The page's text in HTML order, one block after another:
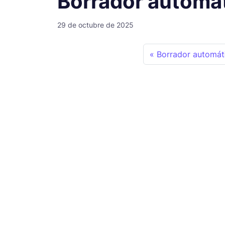
29 de octubre de 2025
Borrador